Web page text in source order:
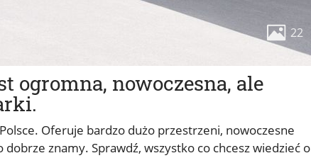
ogromna, nowoczesna, ale
22
Oferuje bardzo dużo przestrzeni, nowoczesne
znamy. Sprawdź, wszystko co chcesz wiedzieć o